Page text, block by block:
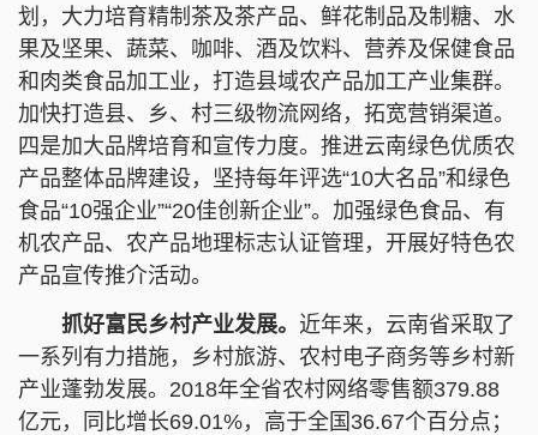
划，大力培育精制茶及茶产品、鲜花制品及制糖、水
果及坚果、蔬菜、咖啡、酒及饮料、营养及保健食品
和肉类食品加工业，打造县域农产品加工产业集群。
加快打造县、乡、村三级物流网络，拓宽营销渠道。
四是加大品牌培育和宣传力度。推进云南绿色优质农
产品整体品牌建设，坚持每年评选“10大名品”和绿色
食品“10强企业”“20佳创新企业”。加强绿色食品、有
机农产品、农产品地理标志认证管理，开展好特色农
产品宣传推介活动。
抓好富民乡村产业发展。 近年来，云南省采取了
一系列有力措施，乡村旅游、农村电子商务等乡村新
产业蓬勃发展。2018年全省农村网络零售额379.88
亿元，同比增长69.01%，高于全国36.67个百分点；